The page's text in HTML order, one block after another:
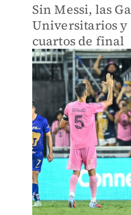
Sin Messi, las
Universitarios y
cuartos de final